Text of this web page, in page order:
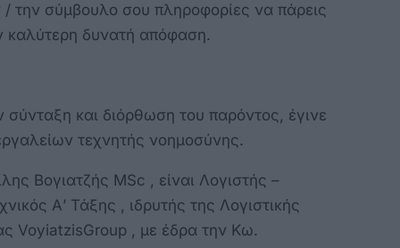
/ την σύμβουλο σου πληροφορίες να πάρεις
καλύτερη δυνατή απόφαση.
σύνταξη και διόρθωση του παρόντος, έγινε
τεχνητής νοημοσύνης.
Βογιατζής MSc , είναι Λογιστής –
Α’ Τάξης , ιδρυτής της Λογιστικής
VoyiatzisGroup , με έδρα την Κω.